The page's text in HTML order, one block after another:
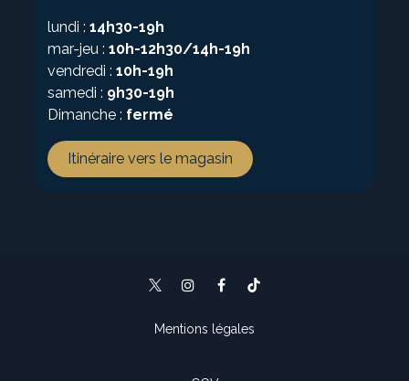
lundi :14h30-19h
mar-jeu :10h-12h30/14h-19h
vendredi :10h-19h
samedi : 9h30-19h
Dimanche : fermé
Itinéraire vers le magasin
Mentions légales